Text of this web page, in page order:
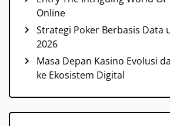
Online
Strategi Poker Berbasis Data
2026
Masa Depan Kasino Evolusi
ke Ekosistem Digital